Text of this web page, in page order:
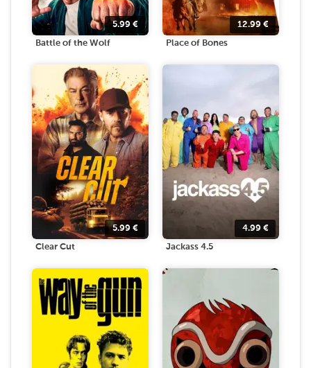
5.99 €
Battle of the Wolf
12.99 €
Place of Bones
5.99 €
Clear Cut
4.99 €
Jackass 4.5